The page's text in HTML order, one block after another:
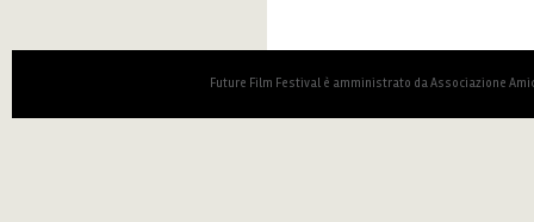
Future Film Festival è amministrato da Associazione